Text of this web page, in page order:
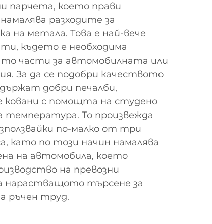
парчета, което прави
разходите за
на метала. Това е най-вече
където е необходима
части за автомобилната или
За да се подобри качеството
добри печалби,
с помощта на студено
температура. То произвежда
по-малко от три
като по този начин намалява
на автомобила, което
на превозни
нарастващото търсене за
ръчен труд.